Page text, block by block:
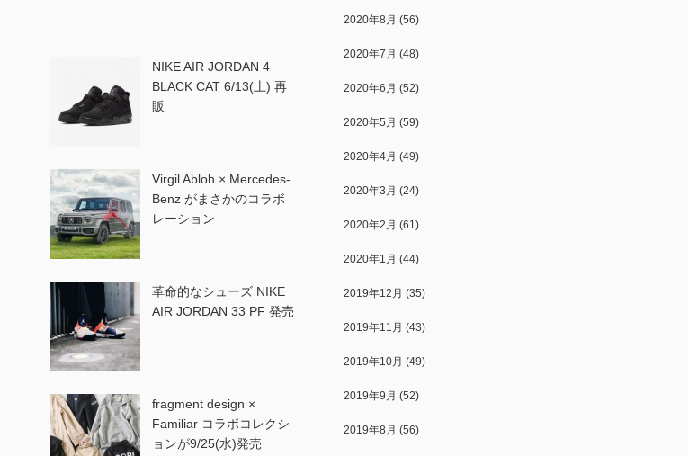
NIKE AIR JORDAN 4
BLACK CAT 6/13(土) 再
販
Virgil Abloh × Mercedes-
Benz がまさかのコラボ
レーション
革命的なシューズ NIKE
AIR JORDAN 33 PF 発売
fragment design ×
Familiar コラボコレクシ
ョンが9/25(水)発売
2020年8月 (56)
2020年7月 (48)
2020年6月 (52)
2020年5月 (59)
2020年4月 (49)
2020年3月 (24)
2020年2月 (61)
2020年1月 (44)
2019年12月 (35)
2019年11月 (43)
2019年10月 (49)
2019年9月 (52)
2019年8月 (56)